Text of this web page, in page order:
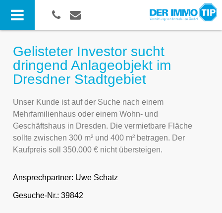
Gelisteter Investor sucht
dringend Anlageobjekt im
Dresdner Stadtgebiet
Unser Kunde ist auf der Suche nach einem
Mehrfamilienhaus oder einem Wohn- und
Geschäftshaus in Dresden. Die vermietbare Fläche
sollte zwischen 300 m² und 400 m² betragen. Der
Kaufpreis soll 350.000 € nicht übersteigen.
Ansprechpartner: Uwe Schatz
Gesuche-Nr.: 39842